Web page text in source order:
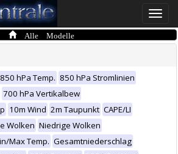
Toggle
Alle Modelle
850 hPa Temp. 850 hPa Stromlinien
700 hPa Vertikalbew
10m Wind 2m Taupunkt CAPE/LI
Wolken Niedrige Wolken
Max Temp. Gesamtniederschlag